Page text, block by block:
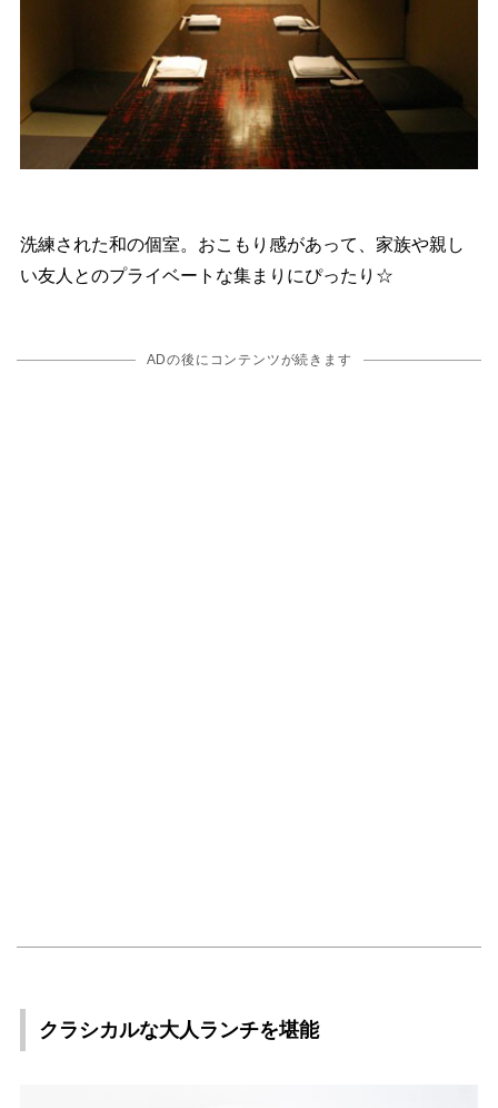
洗練された和の個室。おこもり感があって、家族や親し
い友人とのプライベートな集まりにぴったり☆
ADの後にコンテンツが続きます
クラシカルな大人ランチを堪能